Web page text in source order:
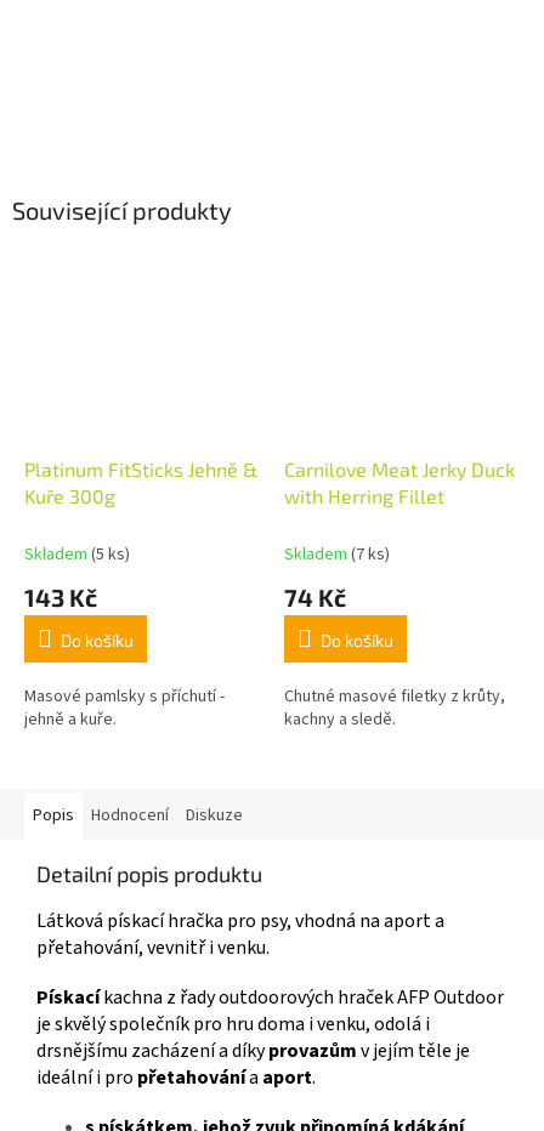
Související produkty
Platinum FitSticks Jehně &
Kuře 300g
Skladem (5 ks)
143 Kč
Do košíku
Masové pamlsky s příchutí -
jehně a kuře.
Carnilove Meat Jerky Duck
with Herring Fillet
Skladem (7 ks)
74 Kč
Do košíku
Chutné masové filetky z krůty,
kachny a sledě.
Popis Hodnocení Diskuze
Detailní popis produktu
Látková pískací hračka pro psy, vhodná na aport a
přetahování, vevnitř i venku.
Pískacíkachna z řady outdoorových hraček AFP Outdoor
je skvělý společník pro hru doma i venku, odolá i
drsnějšímu zacházení a díkyprovazůmv jejím těle je
ideální i pro přetahovánía aport.